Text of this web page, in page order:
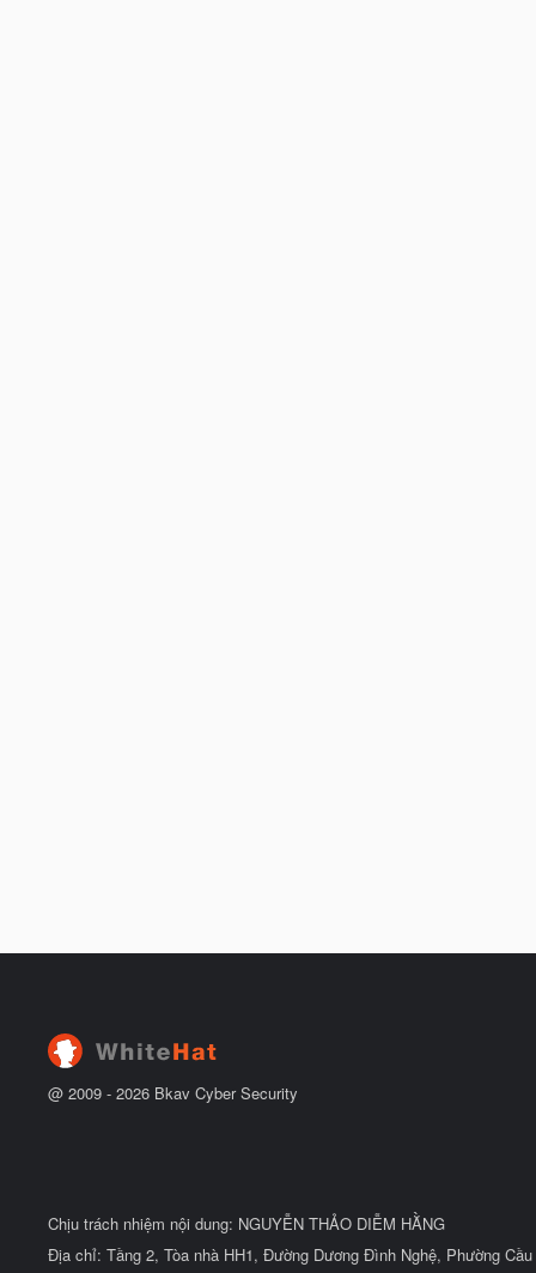
@ 2009 - 2026 Bkav Cyber Security
Chịu trách nhiệm nội dung: NGUYỄN THẢO DIỄM HẰNG
Địa chỉ: Tầng 2, Tòa nhà HH1, Đường Dương Đình Nghệ, Phường